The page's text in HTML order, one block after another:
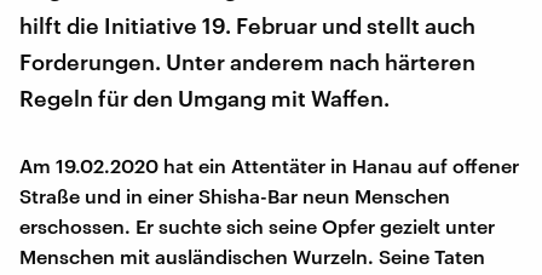
hilft die Initiative 19. Februar und stellt auch
Forderungen. Unter anderem nach härteren
Regeln für den Umgang mit Waffen.
Am 19.02.2020 hat ein Attentäter in Hanau auf offener
Straße und in einer Shisha-Bar neun Menschen
erschossen. Er suchte sich seine Opfer gezielt unter
Menschen mit ausländischen Wurzeln. Seine Taten